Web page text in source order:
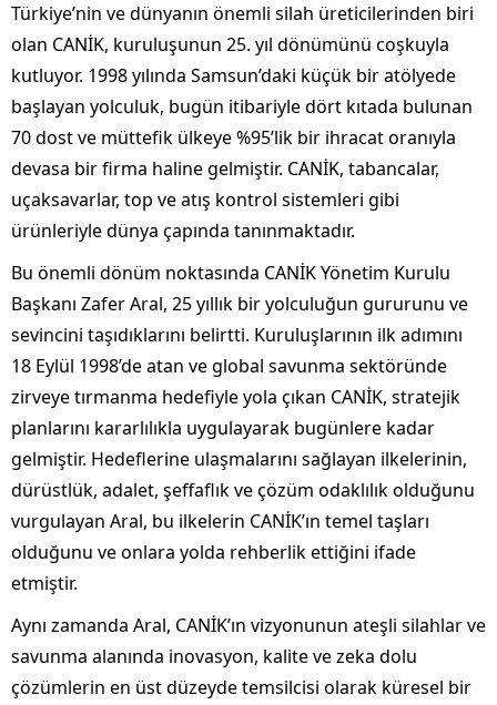
Türkiye’nin ve dünyanın önemli silah üreticilerinden biri
olan CANİK, kuruluşunun 25. yıl dönümünü coşkuyla
kutluyor. 1998 yılında Samsun’daki küçük bir atölyede
başlayan yolculuk, bugün itibariyle dört kıtada bulunan
70 dost ve müttefik ülkeye %95’lik bir ihracat oranıyla
devasa bir firma haline gelmiştir. CANİK, tabancalar,
uçaksavarlar, top ve atış kontrol sistemleri gibi
ürünleriyle dünya çapında tanınmaktadır.
Bu önemli dönüm noktasında CANİK Yönetim Kurulu
Başkanı Zafer Aral, 25 yıllık bir yolculuğun gururunu ve
sevincini taşıdıklarını belirtti. Kuruluşlarının ilk adımını
18 Eylül 1998’de atan ve global savunma sektöründe
zirveye tırmanma hedefiyle yola çıkan CANİK, stratejik
planlarını kararlılıkla uygulayarak bugünlere kadar
gelmiştir. Hedeflerine ulaşmalarını sağlayan ilkelerinin,
dürüstlük, adalet, şeffaflık ve çözüm odaklılık olduğunu
vurgulayan Aral, bu ilkelerin CANİK’ın temel taşları
olduğunu ve onlara yolda rehberlik ettiğini ifade
etmiştir.
Aynı zamanda Aral, CANİK’ın vizyonunun ateşli silahlar ve
savunma alanında inovasyon, kalite ve zeka dolu
çözümlerin en üst düzeyde temsilcisi olarak küresel bir